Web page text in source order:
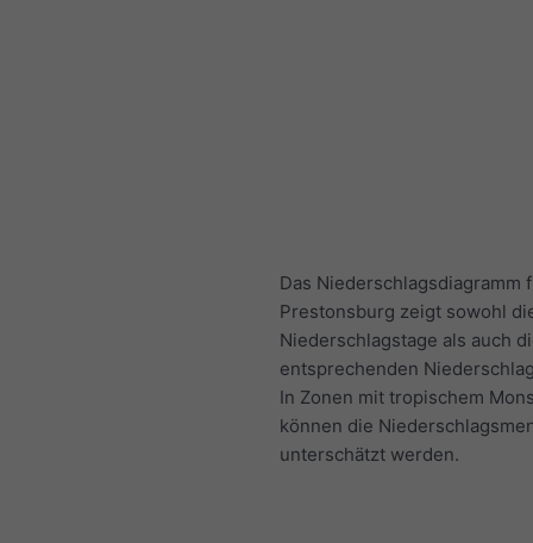
Das Niederschlagsdiagramm
Prestonsburg zeigt sowohl
Niederschlagstage als auch
entsprechenden
In Zonen mit tropischem
können die
unterschätzt werden.